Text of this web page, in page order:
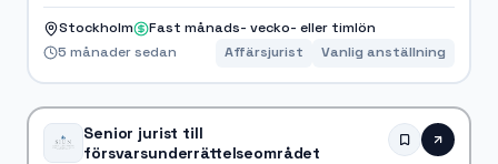
Stockholm
Fast månads- vecko- eller timlön
5 månader sedan
Affärsjurist Vanlig anställning
Senior jurist till
försvarsunderrättelseområdet